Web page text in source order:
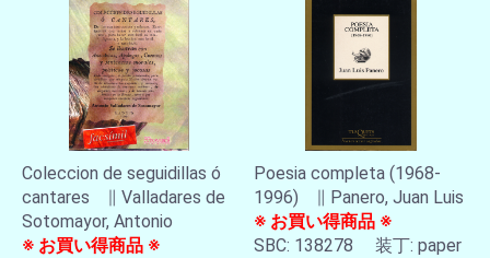
Coleccion de seguidillas ó
cantares ∥ Valladares de
Sotomayor, Antonio
※ お買い得商品 ※
Poesia completa (1968-
1996) ∥ Panero, Juan Luis
※ お買い得商品 ※
SBC: 138278 装丁: paper